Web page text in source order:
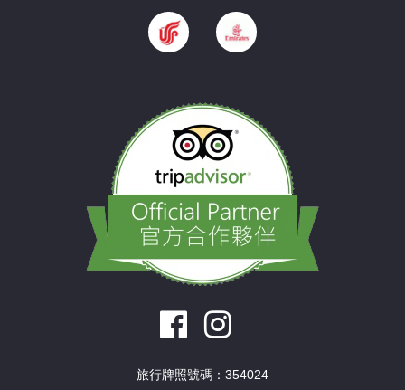
旅行牌照號碼：354024